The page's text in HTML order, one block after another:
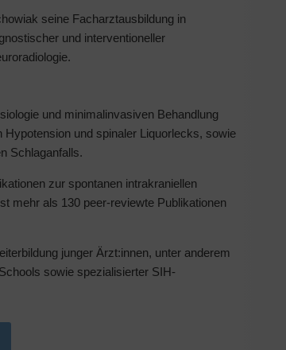
seine Facharztausbildung in
und interventioneller
und minimalinvasiven Behandlung
und spinaler Liquorlecks, sowie
Schlaganfalls.
zur spontanen intrakraniellen
mehr als 130 peer-reviewte Publikationen
junger Ärzt:innen, unter anderem
sowie spezialisierter SIH-